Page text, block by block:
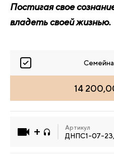
Постигая свое
владеть своей жизнью.
14
Артикул
ДНПС1-07-23,